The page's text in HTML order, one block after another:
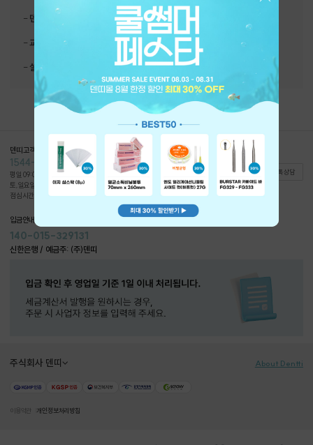
- 덴띠몰 리뉴얼 오픈
-교환 및 반품 안내 (필독)
- 설 연휴 배송 안내
덴띠 고객상담
1544-0826
평일 09:00~18:00
토,일요일,공휴일 휴무
점심시간 12:00~13:00
문의게시판 카카오톡 상담
입금안내
140-015-329131
신한은행 / 예금주: (주)덴띠
주식회사 덴띠 About Dentti
이용약관 개인정보처리방침